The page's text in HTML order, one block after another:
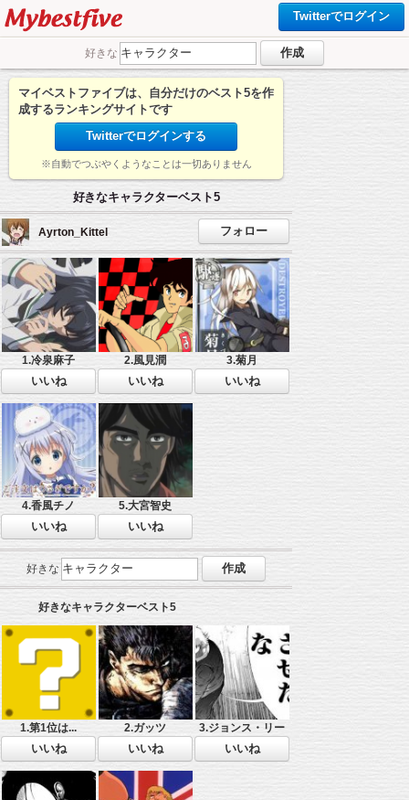
Twitterでログイン
好きな
マイベストファイブは、自分だけのベスト5を作
成するランキングサイトです
Twitterでログインする
※自動でつぶやくようなことは一切ありません
好きなキャラクターベスト5
Ayrton_Kittel
1.冷泉麻子 2.風見潤 3.菊月
4.香風チノ 5.大宮智史
好きな
好きなキャラクターベスト5
1.第1位は... 2.ガッツ 3.ジョンス・リー